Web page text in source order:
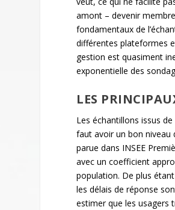
amont – devenir
fondamentaux de
différentes plateformes
gestion est quasiment
exponentielle des
LES
Les échantillons issus
faut avoir un bon niveau
parue dans INSEE
avec un coefficient
population. De plus
les délais de réponse
estimer que les usagers